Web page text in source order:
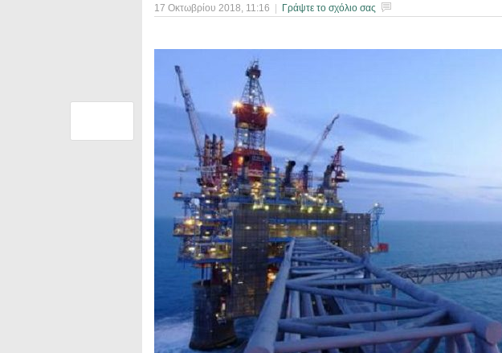
17 Οκτωβρίου 2018, 11:16 Γράψτε το σχόλιο σας